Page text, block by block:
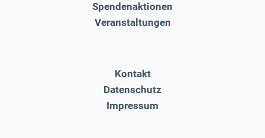
Spendenaktionen
Veranstaltungen
Kontakt
Datenschutz
Impressum